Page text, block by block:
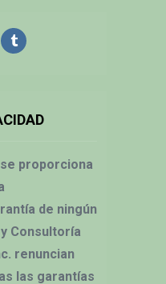
proporciona
de ningún
Consultoría
renuncian
las garantías